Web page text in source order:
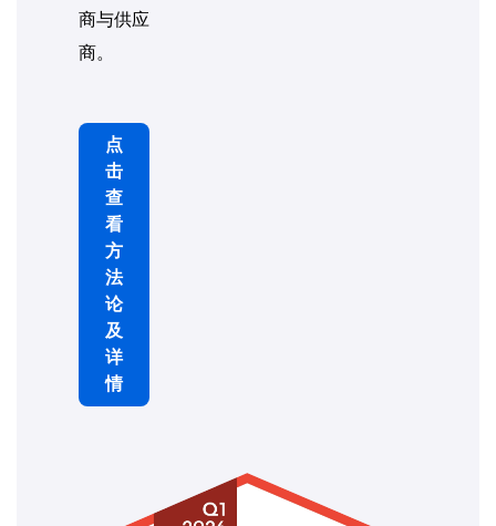
商与供应
商。
点
击
查
看
方
法
论
及
详
情